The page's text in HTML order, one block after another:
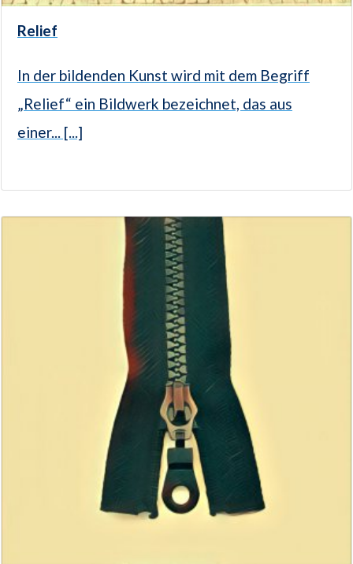
Relief
In der bildenden Kunst wird mit dem Begriff
„Relief“ ein Bildwerk bezeichnet, das aus
einer... [...]